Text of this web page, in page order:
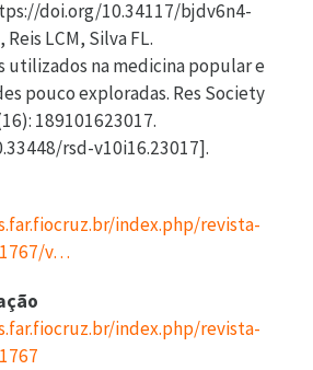
doi.org/10.34117/bjdv6n4-
Reis LCM, Silva FL.
utilizados na medicina popular e
pouco exploradas. Res Society
189101623017.
rsd-v10i16.23017].
index.php/revista-
v…
index.php/revista-